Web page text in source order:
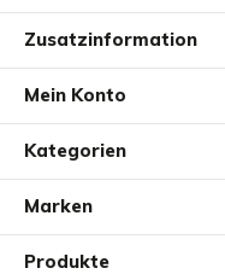
Zusatzinformation
Mein Konto
Kategorien
Marken
Produkte